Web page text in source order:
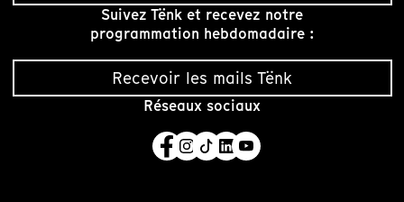
Suivez Tënk et recevez notre
programmation hebdomadaire :
Recevoir les mails Tënk
Réseaux sociaux